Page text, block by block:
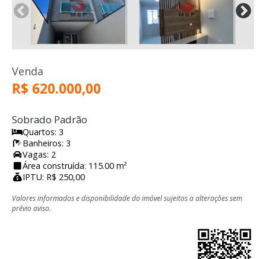
Venda
R$ 620.000,00
Sobrado Padrão
Quartos: 3
Banheiros: 3
Vagas: 2
Área construída: 115.00 m²
IPTU: R$ 250,00
Valores informados e disponibilidade do imóvel sujeitos a alterações sem
prévio aviso.